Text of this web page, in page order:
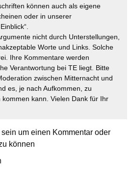
können auch als eigene
oder in unserer
nicht durch Unterstellungen,
Worte und Links. Solche
Ihre Kommentare werden
Verantwortung bei TE liegt. Bitte
zwischen Mitternacht und
es, je nach Aufkommen, zu
kann. Vielen Dank für Ihr
sein um einen Kommentar oder
können